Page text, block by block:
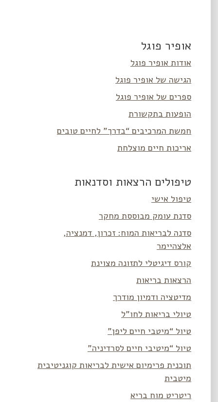
אופיר פוגל
אודות אופיר פוגל
הגישה של אופיר פוגל
ספרים של אופיר פוגל
הופעות בתקשורת
חמשת המרכיבים “בדרך” לחיים טובים
אריכות חיים מוצלחת
טיפולים הרצאות וסדנאות
טיפול אישי
סדנת עומק מבוססת מחקר
סדנה לבריאות המוח: זכרון, דמנציה,
אלצהיימר
קורס דיגיטלי לתזונה מצוינת
הרצאות בריאות
מדיטציה ודמיון מודרך
טיולי בריאות לחו”ל
טיול “מיטבי חיים ליפן”
טיול “מיטיבי חיים לסרדיניה”
תוכנית פרימיום אישית לבריאות קוגניטיבית
מיטבית
ריטריט מוח בריא